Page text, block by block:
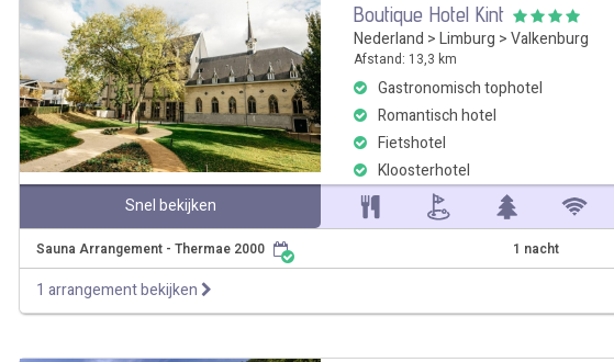
Boutique Hotel Kint
Nederland > Limburg > Valkenburg
Afstand: 13,3 km
Gastronomisch tophotel
Romantisch hotel
Fietshotel
Kloosterhotel
Snel bekijken
Sauna Arrangement - Thermae 2000 1 nacht
1 arrangement bekijken